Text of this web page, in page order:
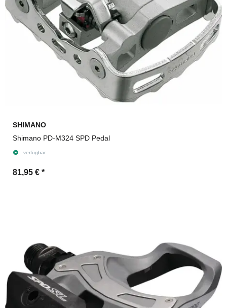
SHIMANO
Shimano PD-M324 SPD Pedal
verfügbar
81,95 € *